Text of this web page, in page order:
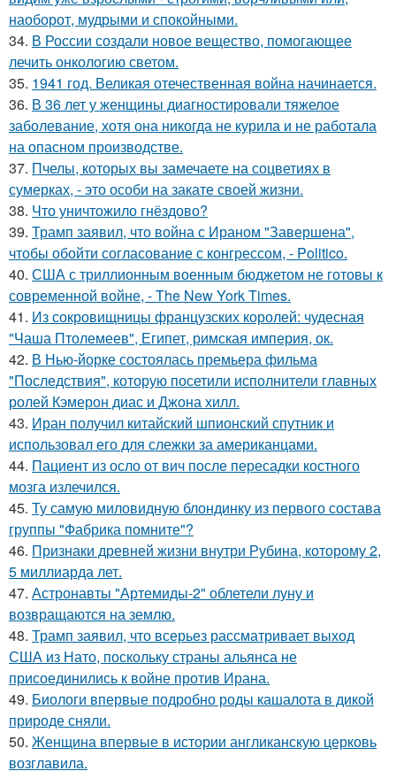
наоборот, мудрыми и спокойными.
34. В России создали новое вещество, помогающее
лечить онкологию светом.
35. 1941 год. Великая отечественная война начинается.
36. В 36 лет у женщины диагностировали тяжелое
заболевание, хотя она никогда не курила и не работала
на опасном производстве.
37. Пчелы, которых вы замечаете на соцветиях в
сумерках, - это особи на закате своей жизни.
38. Что уничтожило гнёздово?
39. Трамп заявил, что война с Ираном "Завершена",
чтобы обойти согласование с конгрессом, - Politico.
40. США с триллионным военным бюджетом не готовы к
современной войне, - The New York Times.
41. Из сокровищницы французских королей: чудесная
"Чаша Птолемеев", Египет, римская империя, ок.
42. В Нью-йорке состоялась премьера фильма
"Последствия", которую посетили исполнители главных
ролей Кэмерон диас и Джона хилл.
43. Иран получил китайский шпионский спутник и
использовал его для слежки за американцами.
44. Пациент из осло от вич после пересадки костного
мозга излечился.
45. Ту самую миловидную блондинку из первого состава
группы "Фабрика помните"?
46. Признаки древней жизни внутри Рубина, которому 2,
5 миллиарда лет.
47. Астронавты "Артемиды-2" облетели луну и
возвращаются на землю.
48. Трамп заявил, что всерьез рассматривает выход
США из Нато, поскольку страны альянса не
присоединились к войне против Ирана.
49. Биологи впервые подробно роды кашалота в дикой
природе сняли.
50. Женщина впервые в истории англиканскую церковь
возглавила.